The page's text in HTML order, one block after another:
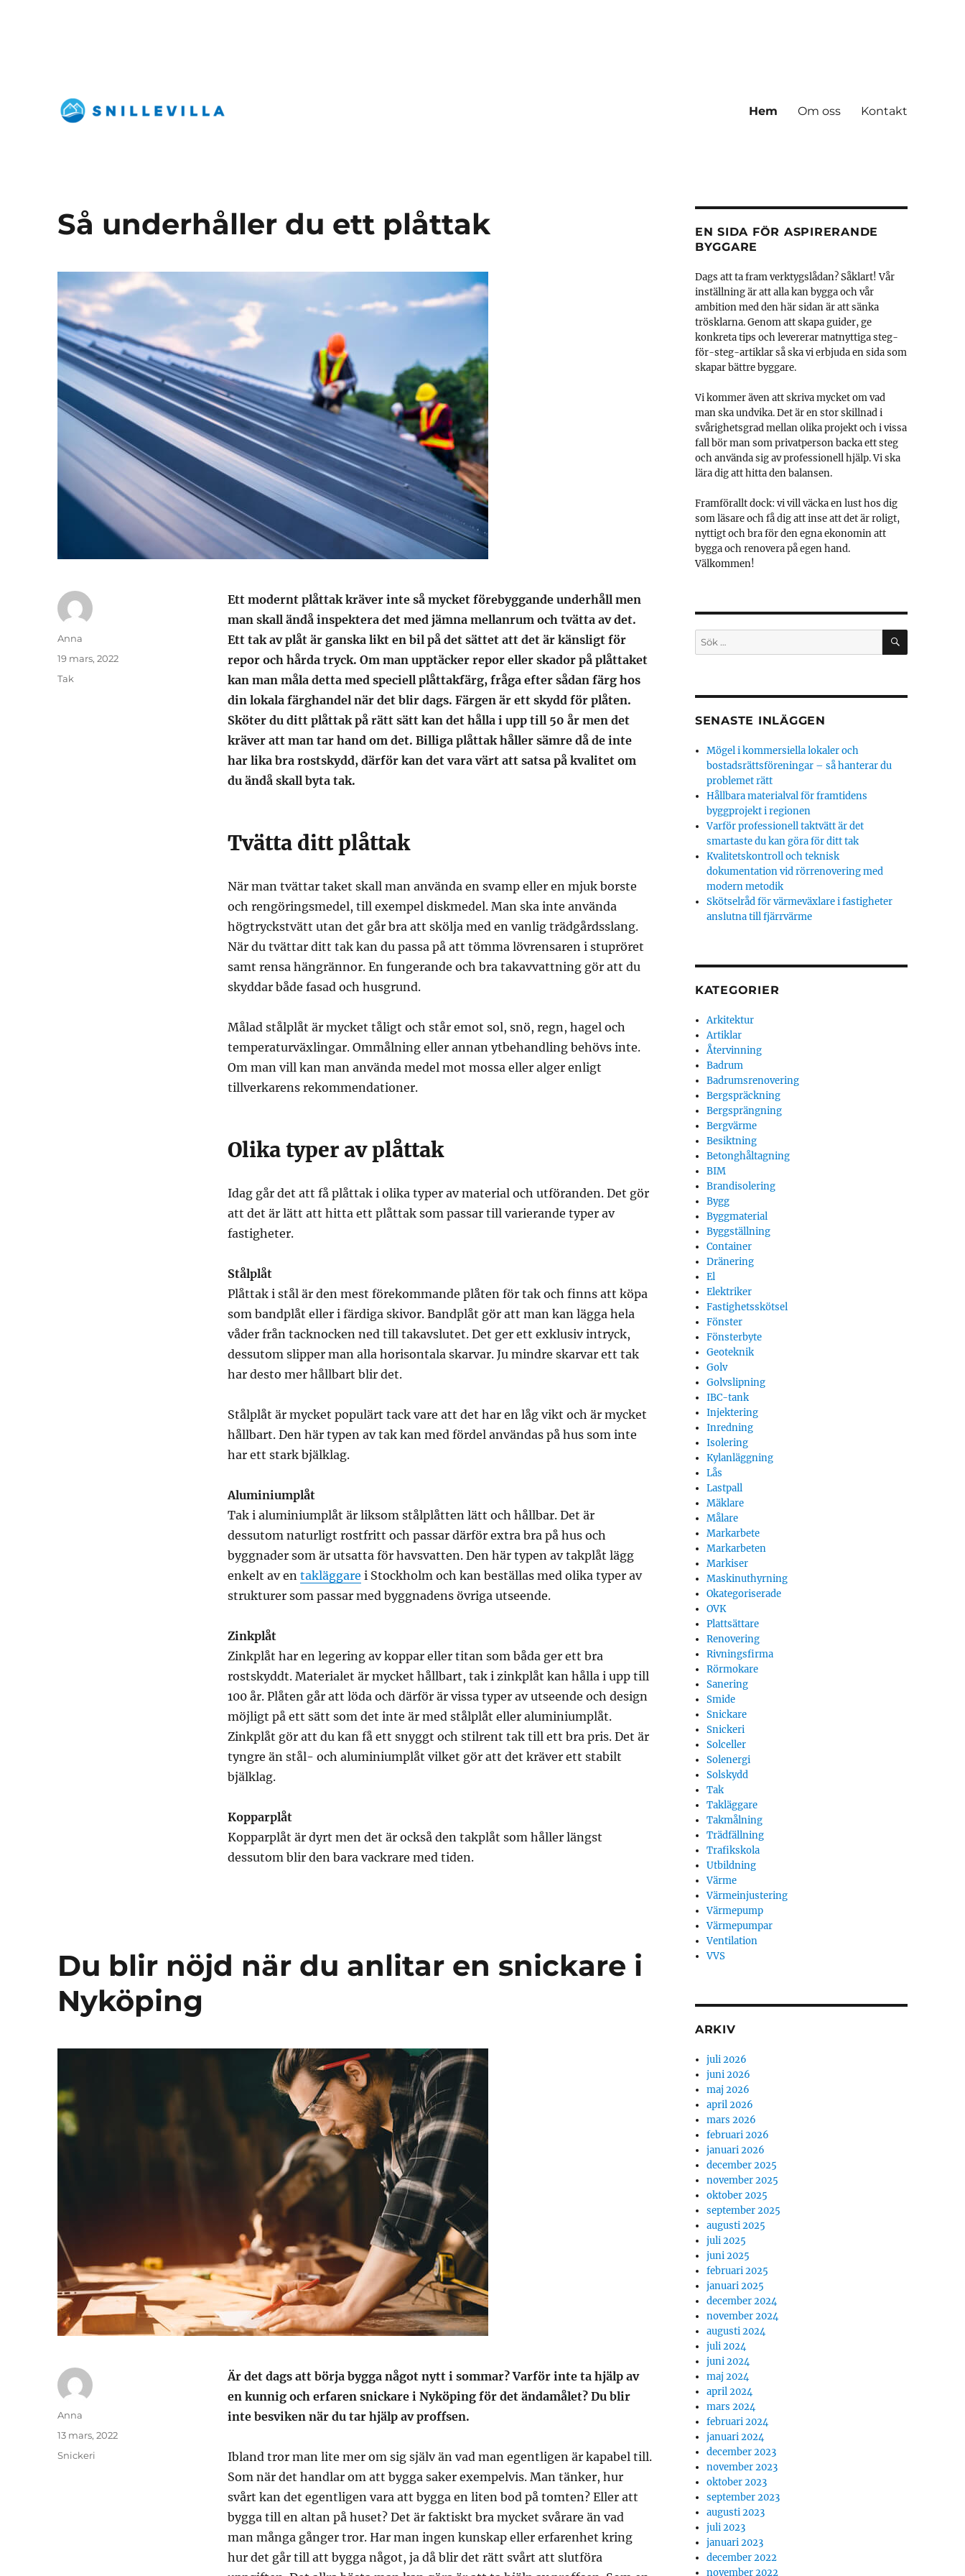
Hem Om oss Kontakt
Så underhåller du ett plåttak
Ett modernt plåttak kräver inte så mycket förebyggande underhåll men
man skall ändå inspektera det med jämna mellanrum och tvätta av det.
Ett tak av plåt är ganska likt en bil på det sättet att det är känsligt för
repor och hårda tryck. Om man upptäcker repor eller skador på plåttaket
kan man måla detta med speciell plåttakfärg, fråga efter sådan färg hos
din lokala färghandel när det blir dags. Färgen är ett skydd för plåten.
Sköter du ditt plåttak på rätt sätt kan det hålla i upp till 50 år men det
kräver att man tar hand om det. Billiga plåttak håller sämre då de inte
har lika bra rostskydd, därför kan det vara värt att satsa på kvalitet om
du ändå skall byta tak.
Tvätta ditt plåttak
När man tvättar taket skall man använda en svamp eller en mjuk borste
och rengöringsmedel, till exempel diskmedel. Man ska inte använda
högtryckstvätt utan det går bra att skölja med en vanlig trädgårdsslang.
När du tvättar ditt tak kan du passa på att tömma lövrensaren i stupröret
samt rensa hängrännor. En fungerande och bra takavvattning gör att du
skyddar både fasad och husgrund.
Målad stålplåt är mycket tåligt och står emot sol, snö, regn, hagel och
temperaturväxlingar. Ommålning eller annan ytbehandling behövs inte.
Om man vill kan man använda medel mot mossa eller alger enligt
tillverkarens rekommendationer.
Olika typer av plåttak
Idag går det att få plåttak i olika typer av material och utföranden. Det gör
att det är lätt att hitta ett plåttak som passar till varierande typer av
fastigheter.
Stålplåt
Plåttak i stål är den mest förekommande plåten för tak och finns att köpa
som bandplåt eller i färdiga skivor. Bandplåt gör att man kan lägga hela
våder från tacknocken ned till takavslutet. Det ger ett exklusiv intryck,
dessutom slipper man alla horisontala skarvar. Ju mindre skarvar ett tak
har desto mer hållbart blir det.
Stålplåt är mycket populärt tack vare att det har en låg vikt och är mycket
hållbart. Den här typen av tak kan med fördel användas på hus som inte
har ett stark bjälklag.
Aluminiumplåt
Tak i aluminiumplåt är liksom stålplåtten lätt och hållbar. Det är
dessutom naturligt rostfritt och passar därför extra bra på hus och
byggnader som är utsatta för havsvatten. Den här typen av takplåt lägg
enkelt av en takläggare i Stockholm och kan beställas med olika typer av
strukturer som passar med byggnadens övriga utseende.
Zinkplåt
Zinkplåt har en legering av koppar eller titan som båda ger ett bra
rostskyddt. Materialet är mycket hållbart, tak i zinkplåt kan hålla i upp till
100 år. Plåten går att löda och därför är vissa typer av utseende och design
möjligt på ett sätt som det inte är med stålplåt eller aluminiumplåt.
Zinkplåt gör att du kan få ett snyggt och stilrent tak till ett bra pris. Det är
tyngre än stål- och aluminiumplåt vilket gör att det kräver ett stabilt
bjälklag.
Kopparplåt
Kopparplåt är dyrt men det är också den takplåt som håller längst
dessutom blir den bara vackrare med tiden.
Författare
Anna
Publicerat
den
19 mars, 2022
Kategorier
Tak
Du blir nöjd när du anlitar en snickare i
Nyköping
Är det dags att börja bygga något nytt i sommar? Varför inte ta hjälp av
en kunnig och erfaren snickare i Nyköping för det ändamålet? Du blir
inte besviken när du tar hjälp av proffsen.
Ibland tror man lite mer om sig själv än vad man egentligen är kapabel till.
Som när det handlar om att bygga saker exempelvis. Man tänker, hur
svårt kan det egentligen vara att bygga en liten bod på tomten? Eller att
bygga till en altan på huset? Det är faktiskt bra mycket svårare än vad
man många gånger tror. Har man ingen kunskap eller erfarenhet kring
hur det går till att bygga något, ja då blir det rätt svårt att slutföra
Författare
Anna
Publicerat
den
13 mars, 2022
Kategorier
Snickeri
EN SIDA FÖR ASPIRERANDE
BYGGARE
Dags att ta fram verktygslådan? Såklart! Vår
inställning är att alla kan bygga och vår
ambition med den här sidan är att sänka
trösklarna. Genom att skapa guider, ge
konkreta tips och levererar matnyttiga steg-
för-steg-artiklar så ska vi erbjuda en sida som
skapar bättre byggare.
Vi kommer även att skriva mycket om vad
man ska undvika. Det är en stor skillnad i
svårighetsgrad mellan olika projekt och i vissa
fall bör man som privatperson backa ett steg
och använda sig av professionell hjälp. Vi ska
lära dig att hitta den balansen.
Framförallt dock: vi vill väcka en lust hos dig
som läsare och få dig att inse att det är roligt,
nyttigt och bra för den egna ekonomin att
bygga och renovera på egen hand.
Välkommen!
Sök
efter:
SÖK
SENASTE INLÄGGEN
Mögel i kommersiella lokaler och
bostadsrättsföreningar – så hanterar du
problemet rätt
Hållbara materialval för framtidens
byggprojekt i regionen
Varför professionell taktvätt är det
smartaste du kan göra för ditt tak
Kvalitetskontroll och teknisk
dokumentation vid rörrenovering med
modern metodik
Skötselråd för värmeväxlare i fastigheter
anslutna till fjärrvärme
KATEGORIER
Arkitektur
Artiklar
Återvinning
Badrum
Badrumsrenovering
Bergspräckning
Bergsprängning
Bergvärme
Besiktning
Betonghåltagning
BIM
Brandisolering
Bygg
Byggmaterial
Byggställning
Container
Dränering
El
Elektriker
Fastighetsskötsel
Fönster
Fönsterbyte
Geoteknik
Golv
Golvslipning
IBC-tank
Injektering
Inredning
Isolering
Kylanläggning
Lås
Lastpall
Mäklare
Målare
Markarbete
Markarbeten
Markiser
Maskinuthyrning
Okategoriserade
OVK
Plattsättare
Renovering
Rivningsfirma
Rörmokare
Sanering
Smide
Snickare
Snickeri
Solceller
Solenergi
Solskydd
Tak
Takläggare
Takmålning
Trädfällning
Trafikskola
Utbildning
Värme
Värmeinjustering
Värmepump
Värmepumpar
Ventilation
VVS
ARKIV
juli 2026
juni 2026
maj 2026
april 2026
mars 2026
februari 2026
januari 2026
december 2025
november 2025
oktober 2025
september 2025
augusti 2025
juli 2025
juni 2025
februari 2025
januari 2025
december 2024
november 2024
augusti 2024
juli 2024
juni 2024
maj 2024
april 2024
mars 2024
februari 2024
januari 2024
december 2023
november 2023
oktober 2023
september 2023
augusti 2023
juli 2023
januari 2023
december 2022
november 2022